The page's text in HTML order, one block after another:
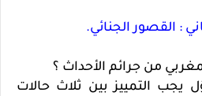
: القصور الجنائي.
من جرائم الأحداث ؟
يجب التمييز بين ثلاث حالات